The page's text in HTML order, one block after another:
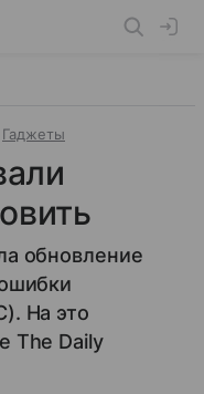
Гаджеты
обновление
На это
The Daily